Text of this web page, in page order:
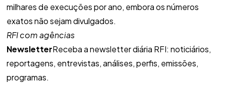
milhares de execuções por ano, embora os números
exatos não sejam divulgados.
RFI com agências
NewsletterReceba a newsletter diária RFI: noticiários,
reportagens, entrevistas, análises, perfis, emissões,
programas.